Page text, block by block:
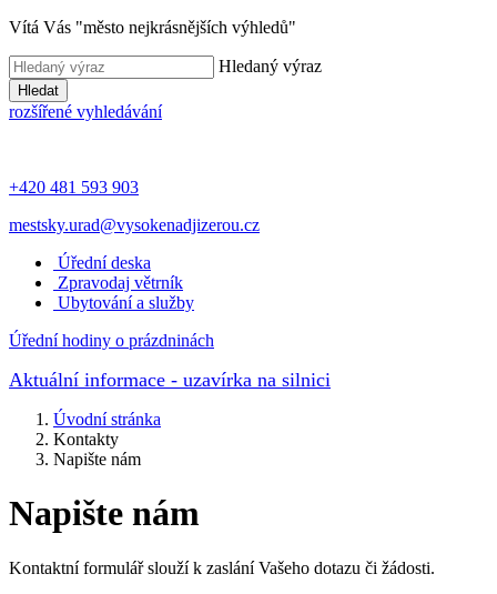
Vítá Vás "město nejkrásnějších výhledů"
Hledaný výraz
Hledat
rozšířené vyhledávání
+420 481 593 903
mestsky.urad@vysokenadjizerou.cz
Úřední deska
Zpravodaj větrník
Ubytování a služby
Úřední hodiny o prázdninách
Aktuální informace - uzavírka na silnici
Úvodní stránka
Kontakty
Napište nám
Napište nám
Kontaktní formulář slouží k zaslání Vašeho dotazu či žádosti.